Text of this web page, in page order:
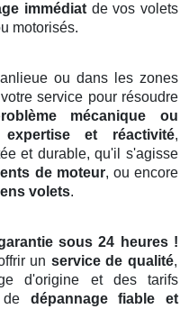
immédiatde vos volets
motorisés.
ou dans les zones
service pour résoudre
mécanique ou
expertise et réactivité,
et durable, qu'il s'agisse
de moteur, ou encore
volets.
sous 24 heures !
un service de qualité,
d'origine et des tarifs
de dépannage fiable et